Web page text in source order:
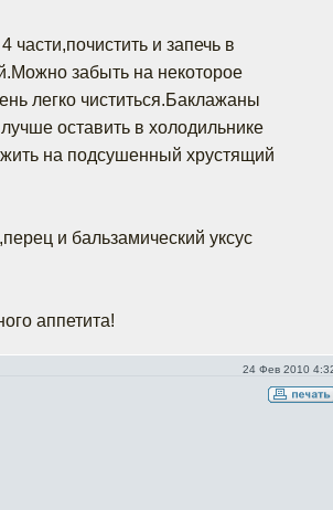
части,почистить и запечь в
забыть на некоторое
легко чиститься.Баклажаны
оставить в холодильнике
на подсушенный хрустящий
и бальзамический уксус
аппетита!
24 Фев 2010